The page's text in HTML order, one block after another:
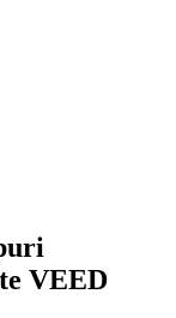
VEED